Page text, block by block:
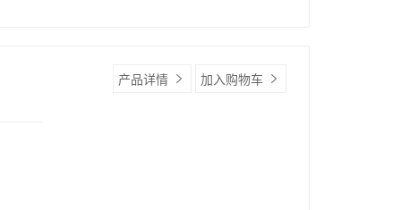
产品详情 加入购物车